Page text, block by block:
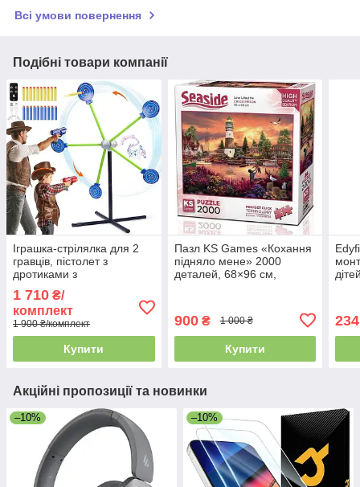
Всі умови повернення
Подібні товари компанії
Іграшка-стрілялка для 2
гравців, пістолет з
дротиками з
мішенню для дітей 4+
1 710 ₴/
комплект
1 900 ₴/комплект
Купити
Пазл KS Games «Кохання
підняло мене» 2000
деталей, 68×96 см,
900₴ 1 000 ₴
Купити
234
Акційні пропозиції та новинки
–10% –10%